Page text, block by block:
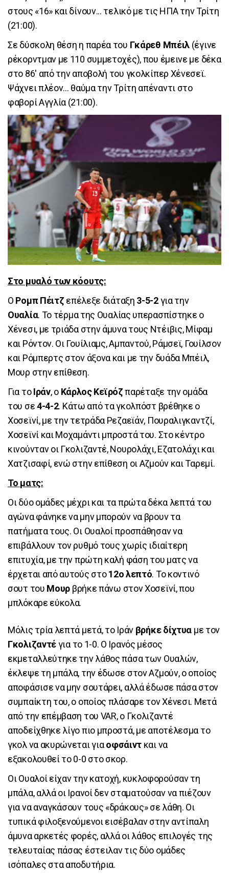
στους «16» και δίνουν... τελικό με τις ΗΠΑ την Τρίτη
(21:00).
Σε δύσκολη θέση η παρέα του Γκάρεθ Μπέιλ (έγινε
ρέκορντμαν με 110 συμμετοχές), που έμεινε με δέκα
στο 86' από την αποβολή του γκολκίπερ Χένεσεϊ.
Ψάχνει πλέον... θαύμα την Τρίτη απέναντι στο
φαβορί Αγγλία (21:00).
Στο μυαλό των κόουτς:
Ο Ρομπ Πέιτζεπέλεξε διάταξη 3-5-2για την
Ουαλία. Το τέρμα της Ουαλίας υπερασπίστηκε ο
Χένεσι, με τριάδα στην άμυνα τους Ντέιβις, Μίφαμ
και Ρόντον. Οι Γουίλιαμς, Αμπαντού, Ράμσεϊ, Γουίλσον
και Ρόμπερτς στον άξονα και με την δυάδα Μπέιλ,
Μουρ στην επίθεση.
Για τοΙράν, ο Κάρλος Κεϊρόζπαρέταξε την ομάδα
του σε4-4-2. Κάτω από τα γκολπόστ βρέθηκε ο
Χοσεϊνί, με την τετράδα Ρεζαεϊάν, Πουραλιγκαντζί,
Χοσεϊνί και Μοχαμάντι μπροστά του. Στο κέντρο
κινούνταν οι Γκολιζαντέ, Νουρολάχι, Εζατολάχι και
Χατζισαφί, ενώ στην επίθεση οι Αζμούν και Ταρεμί.
Το ματς:
Οι δύο ομάδες μέχρι και τα πρώτα δέκα λεπτά του
αγώνα φάνηκε να μην μπορούν να βρουν τα
πατήματα τους. Οι Ουαλοί προσπάθησαν να
επιβάλλουν τον ρυθμό τους χωρίς ιδιαίτερη
επιτυχία, με την πρώτη καλή φάση του ματς να
έρχεται από αυτούς στο12ο λεπτό. Το κοντινό
σουτ του Μουρ βρήκε πάνω στον Χοσεϊνί, που
μπλόκαρε εύκολα.
Μόλις τρία λεπτά μετά, το Ιράν βρήκε δίχτυα με τον
Γκολιζαντέγια το 1-0. Ο Ιρανός μέσος
εκμεταλλεύτηκε την λάθος πάσα των Ουαλών,
έκλεψε τη μπάλα, την έδωσε στον Αζμούν, ο οποίος
αποφάσισε να μην σουτάρει, αλλά έδωσε πάσα στον
συμπαίκτη του, ο οποίος πλάσαρε τον Χένεσι. Μετά
από την επέμβαση του VAR, ο Γκολιζαντέ
αποδείχθηκε λίγο πιο μπροστά, με αποτέλεσμα το
γκολ να ακυρώνεται γιαοφσάιντ και να
εξακολουθεί το 0-0 στο σκορ.
Οι Ουαλοί είχαν την κατοχή, κυκλοφορούσαν τη
μπάλα, αλλά οι Ιρανοί δεν σταματούσαν να πιέζουν
για να αναγκάσουν τους «δράκους» σε λάθη. Οι
τυπικά φιλοξενούμενοι εισέβαλαν στην αντίπαλη
άμυνα αρκετές φορές, αλλά οι λάθος επιλογές της
τελευταίας πάσας έστειλαν τις δύο ομάδες
ισόπαλες στα αποδυτήρια.